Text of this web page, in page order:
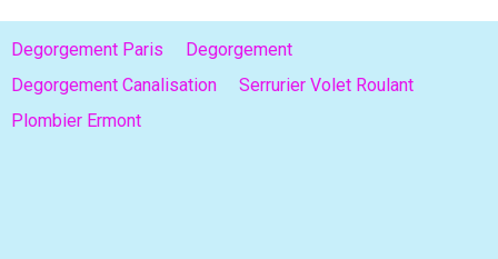
Degorgement Paris
Degorgement
Degorgement Canalisation
Serrurier Volet Roulant
Plombier Ermont